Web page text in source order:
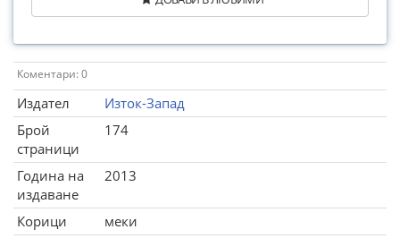
Коментари: 0
Издател
Изток-Запад
Брой
страници
174
Година на
издаване
2013
Корици
меки